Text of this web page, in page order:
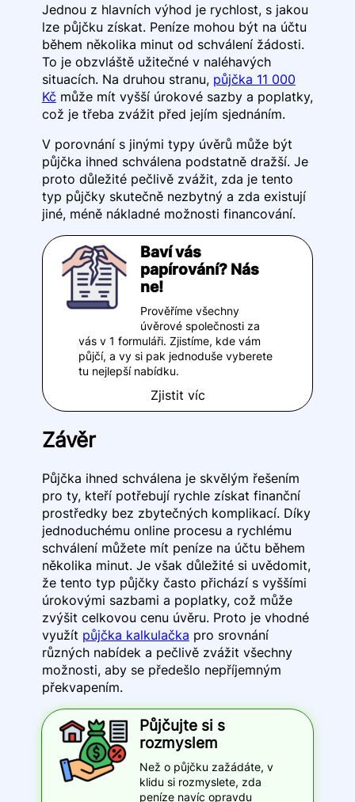
Jednou z hlavních výhod je rychlost, s jakou
lze půjčku získat. Peníze mohou být na účtu
během několika minut od schválení žádosti.
To je obzvláště užitečné v naléhavých
situacích. Na druhou stranu, půjčka 11 000
Kč může mít vyšší úrokové sazby a poplatky,
což je třeba zvážit před jejím sjednáním.
V porovnání s jinými typy úvěrů může být
půjčka ihned schválena podstatně dražší. Je
proto důležité pečlivě zvážit, zda je tento
typ půjčky skutečně nezbytný a zda existují
jiné, méně nákladné možnosti financování.
Baví vás
papírování? Nás
ne!
Prověříme všechny
úvěrové společnosti za
vás v 1 formuláři. Zjistíme, kde vám
půjčí, a vy si pak jednoduše vyberete
tu nejlepší nabídku.
Zjistit víc
Závěr
Půjčka ihned schválena je skvělým řešením
pro ty, kteří potřebují rychle získat finanční
prostředky bez zbytečných komplikací. Díky
jednoduchému online procesu a rychlému
schválení můžete mít peníze na účtu během
několika minut. Je však důležité si uvědomit,
že tento typ půjčky často přichází s vyššími
úrokovými sazbami a poplatky, což může
zvýšit celkovou cenu úvěru. Proto je vhodné
využít půjčka kalkulačka pro srovnání
různých nabídek a pečlivě zvážit všechny
možnosti, aby se předešlo nepříjemným
překvapením.
Půjčujte si s
rozmyslem
Než o půjčku zažádáte, v
klidu si rozmyslete, zda
peníze navíc opravdu